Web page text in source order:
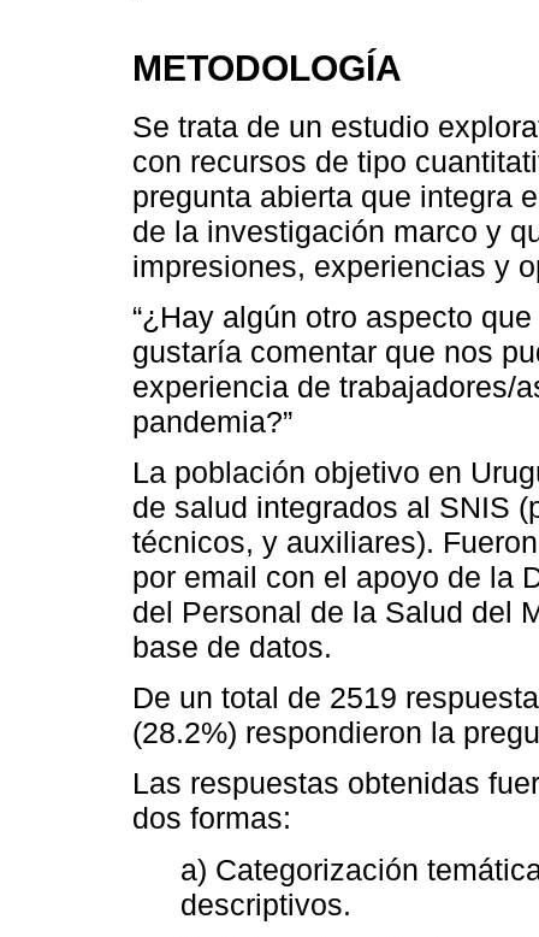
METODOLOGÍA
Se trata de un estudio
con recursos de tipo
pregunta abierta que integra
de la investigación marco y
impresiones, experiencias y
“¿Hay algún otro aspecto
gustaría comentar que nos
experiencia de trabajadores/
pandemia?”
La población objetivo en
de salud integrados al SNIS
técnicos, y auxiliares).
por email con el apoyo de la
del Personal de la Salud del
base de datos.
De un total de 2519
(28.2%) respondieron la
Las respuestas obtenidas
dos formas:
a) Categorización
descriptivos.